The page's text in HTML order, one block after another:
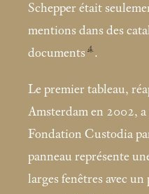
Schepper était
mentions dans des
documents4.
Le premier tableau,
Amsterdam en 2002,
Fondation Custodia
panneau représente
larges fenêtres avec